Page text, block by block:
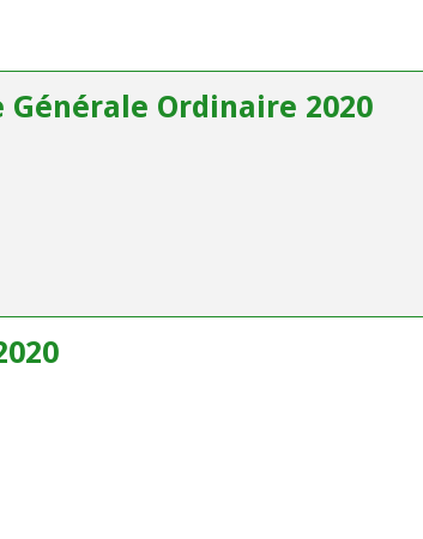
Générale Ordinaire 2020